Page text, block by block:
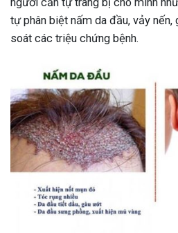
tự phân biệt nấm da đầu, vảy
soát các triệu chứng bệnh.